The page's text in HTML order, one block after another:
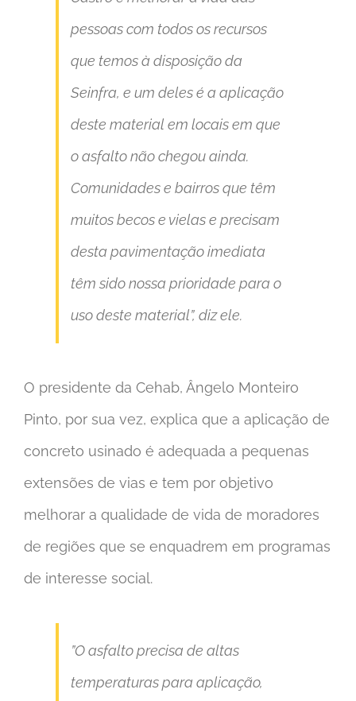
pessoas com todos os recursos
que temos à disposição da
Seinfra, e um deles é a aplicação
deste material em locais em que
o asfalto não chegou ainda.
Comunidades e bairros que têm
muitos becos e vielas e precisam
desta pavimentação imediata
têm sido nossa prioridade para o
uso deste material”, diz ele.
O presidente da Cehab, Ângelo Monteiro
Pinto, por sua vez, explica que a aplicação de
concreto usinado é adequada a pequenas
extensões de vias e tem por objetivo
melhorar a qualidade de vida de moradores
de regiões que se enquadrem em programas
de interesse social.
”O asfalto precisa de altas
temperaturas para aplicação,